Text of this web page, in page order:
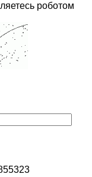
роботом